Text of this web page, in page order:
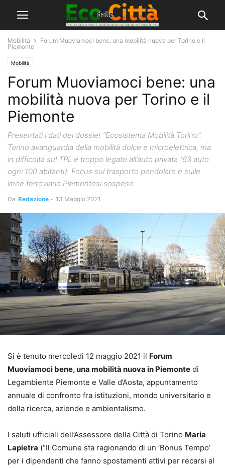
Mobilità
Forum Muoviamoci bene: una mobilità nuova per Torino e il
Piemonte
Mobilità
Forum Muoviamoci bene: una
mobilità nuova per Torino e il
Piemonte
Presentati i dati del dossier “Ecosistema Mobilità Torino”.
Torino avanguardia della mobilità dolce e microelettrica, ma
in difficoltà sul TPL e troppo legato all’auto privata (63 auto
ogni 100 abitanti). Focus sul trasporto pendolare e sulle
linee ferroviarie Piemontesi sospese
Da Redazione - 13 Maggio 2021
Si è tenuto mercoledì 12 maggio 2021 il Forum
Muoviamoci bene, una mobilità nuova in Piemonte di
Legambiente Piemonte e Valle d’Aosta, appuntamento
annuale di confronto fra istituzioni, mondo universitario e
della ricerca, aziende e ambientalismo.
I saluti ufficiali dell’Assessore della Città di Torino Maria
Lapietra (“Il Comune sta ragionando di un ‘Bonus Tempo’
per i dipendenti che fanno spostamenti attivi per recarsi al